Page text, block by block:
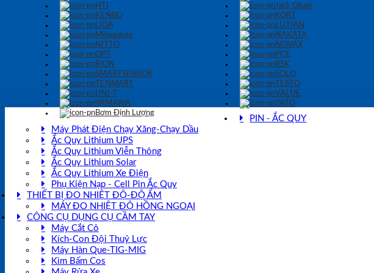
HTI
Jack Olsen
KENBO
KORT
LIOA
LUTIAN
Milwaukee
NAKATA
NITTO
NOVAX
OPT
PCE
RION
RSK
SMARTSENSOR
SOLO
TENMART
TESTO
UNI-T
VALUE
YAMAWA
YATO
Bơm Định Lượng
PIN - ẮC QUY
Máy Phát Điện Chạy Xăng-Chạy Dầu
Ắc Quy Lithium UPS
Ắc Quy Lithium Viễn Thông
Ắc Quy Lithium Solar
Ắc Quy Lithium Xe Điện
Phụ Kiện Nạp - Cell Pin Ắc Quy
THIẾT BỊ ĐO NHIỆT ĐỘ-ĐỘ ẨM
MÁY ĐO NHIỆT ĐỘ HỒNG NGOẠI
CÔNG CỤ DỤNG CỤ CẦM TAY
Máy Cắt Cỏ
Kích-Con Đội Thuỷ Lực
Máy Hàn Que-TIG-MIG
Kìm Bấm Cos